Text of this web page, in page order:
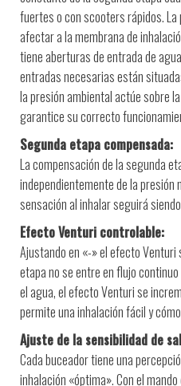
fuertes o con scooters rápidos. La
afectar a la membrana de
tiene aberturas de entrada de
entradas necesarias están
la presión ambiental actúe sobre
garantice su correcto
Segunda etapa compensada:
La compensación de la segunda
independientemente de la presión
sensación al inhalar seguirá
Efecto Venturi controlable:
Ajustando en «-» el efecto Venturi
etapa no se entre en flujo
el agua, el efecto Venturi se
permite una inhalación fácil y
Ajuste de la sensibilidad de
Cada buceador tiene una
inhalación «óptima». Con el